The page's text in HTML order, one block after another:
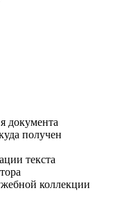
документа
получен
текста
коллекции